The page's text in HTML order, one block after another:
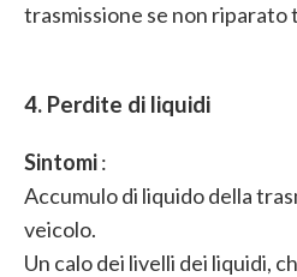
trasmissione se non
4. Perdite di liquidi
Sintomi:
Accumulo di liquido della
veicolo.
Un calo dei livelli dei liquidi,